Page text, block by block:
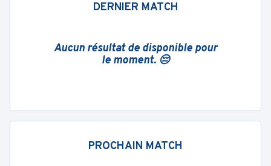
DERNIER MATCH
Aucun résultat de disponible pour
le moment. 😔
PROCHAIN MATCH